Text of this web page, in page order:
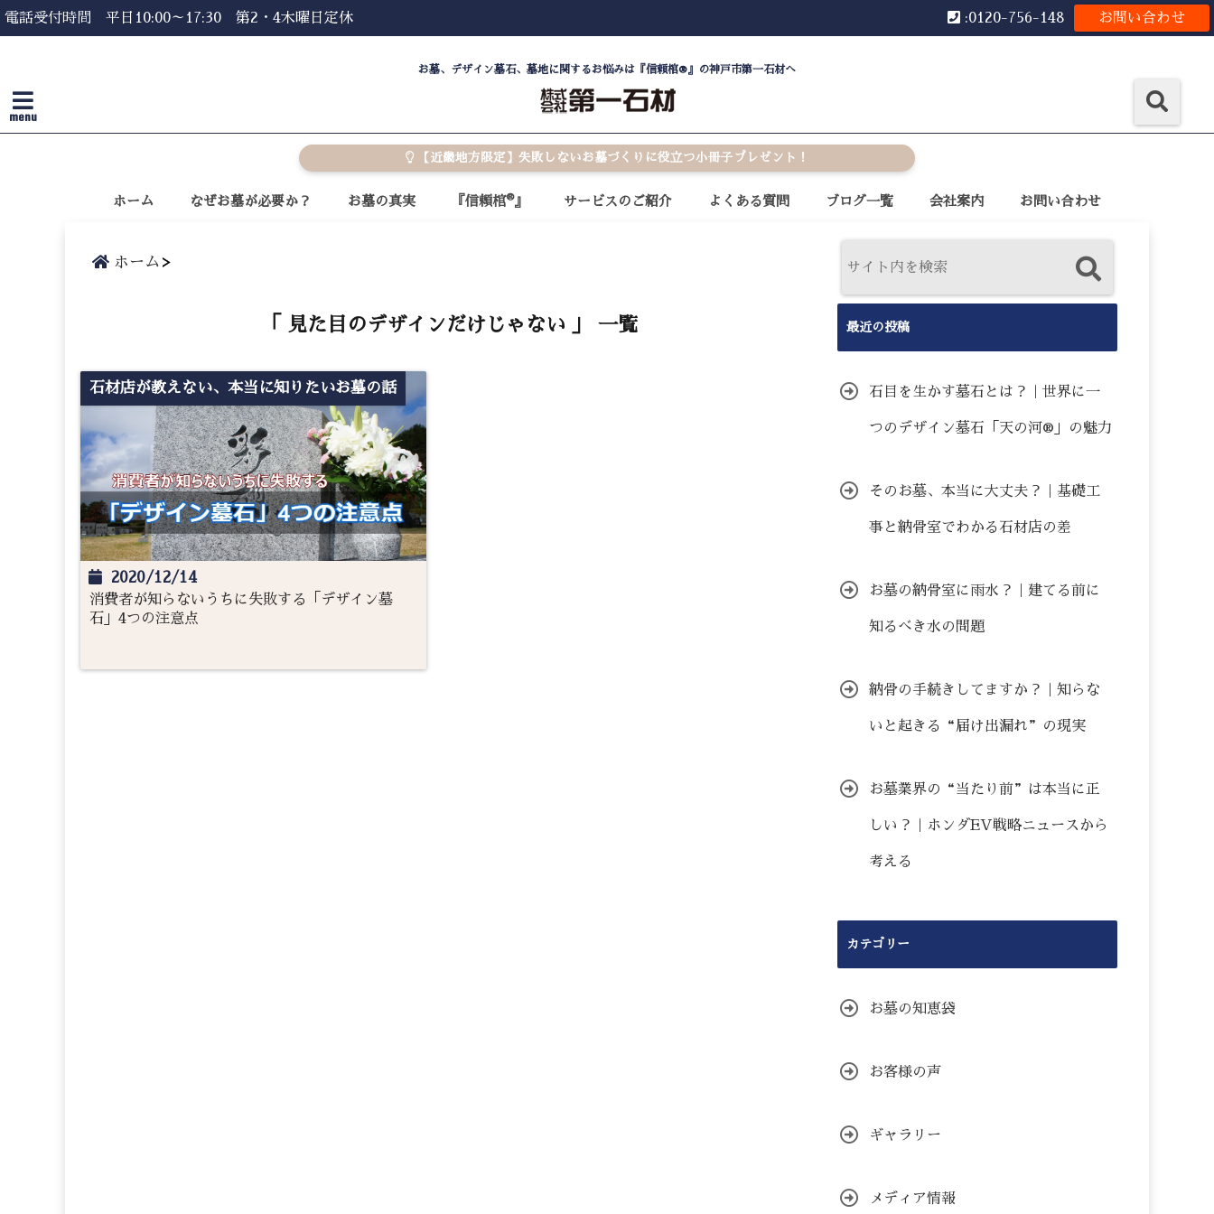
電話受付時間 平日10:00～17:30 第2・4木曜日定休 お問い合わせ
:0120-756-148
お墓、デザイン墓石、墓地に関するお悩みは『信頼棺®』の神戸市第一石材へ
menu
【近畿地方限定】失敗しないお墓づくりに役立つ小冊子プレゼント！
ホーム なぜお墓が必要か？ お墓の真実 『信頼棺®』 サービスのご紹介 よくある質問 ブログ一覧 会社案内 お問い合わせ
ホーム
「 見た目のデザインだけじゃない 」 一覧
石材店が教えない、本当に知りたいお墓の話
2020/12/14
消費者が知らないうちに失敗する「デザイン墓
石」4つの注意点
最近の投稿
石目を生かす墓石とは？｜世界に一
つのデザイン墓石「天の河®」の魅力
そのお墓、本当に大丈夫？｜基礎工
事と納骨室でわかる石材店の差
お墓の納骨室に雨水？｜建てる前に
知るべき水の問題
納骨の手続きしてますか？｜知らな
いと起きる“届け出漏れ”の現実
お墓業界の“当たり前”は本当に正
しい？｜ホンダEV戦略ニュースから
考える
カテゴリー
お墓の知恵袋
お客様の声
ギャラリー
メディア情報